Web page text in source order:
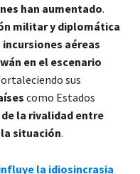
han aumentado.
militar y diplomática
aéreas
en el escenario
sus
como Estados
la rivalidad entre
la situación.
la idiosincrasia